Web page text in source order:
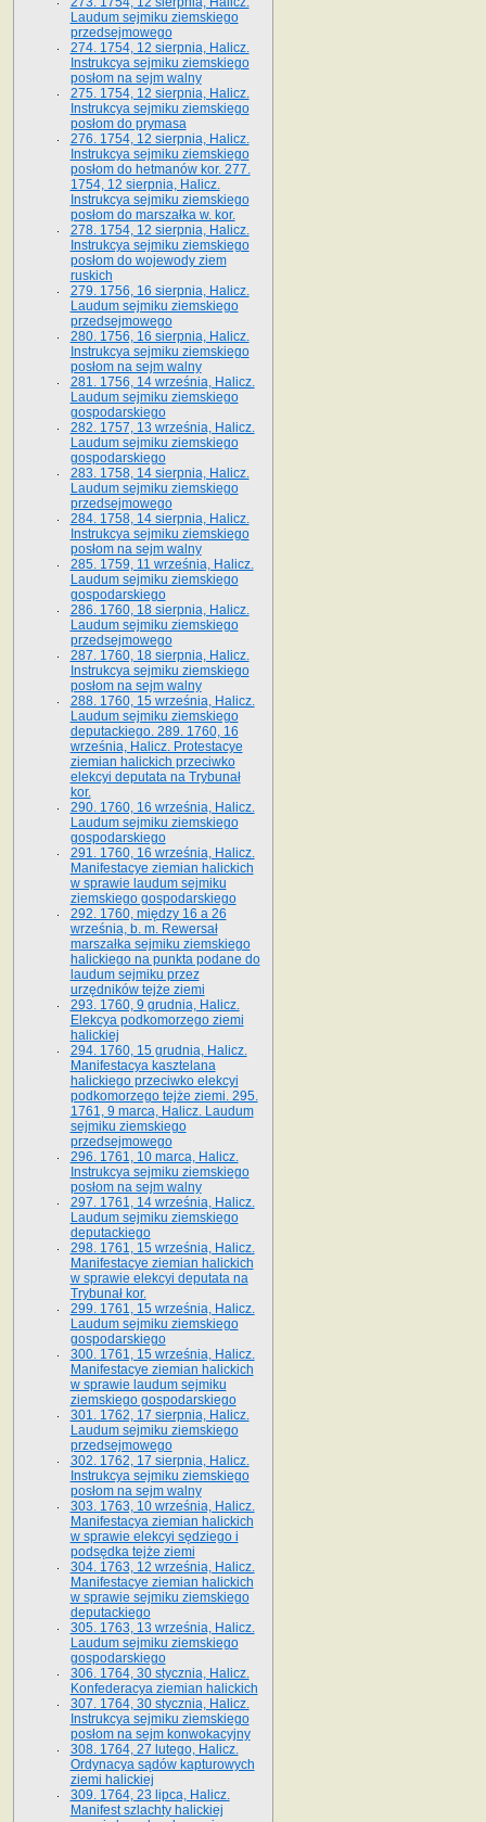
Laudum sejmiku ziemskiego
przedsejmowego
274. 1754, 12 sierpnia, Halicz.
Instrukcya sejmiku ziemskiego
posłom na sejm walny
275. 1754, 12 sierpnia, Halicz.
Instrukcya sejmiku ziemskiego
posłom do prymasa
276. 1754, 12 sierpnia, Halicz.
Instrukcya sejmiku ziemskiego
posłom do hetmanów kor. 277.
1754, 12 sierpnia, Halicz.
Instrukcya sejmiku ziemskiego
posłom do marszałka w. kor.
278. 1754, 12 sierpnia, Halicz.
Instrukcya sejmiku ziemskiego
posłom do wojewody ziem
ruskich
279. 1756, 16 sierpnia, Halicz.
Laudum sejmiku ziemskiego
przedsejmowego
280. 1756, 16 sierpnia, Halicz.
Instrukcya sejmiku ziemskiego
posłom na sejm walny
281. 1756, 14 września, Halicz.
Laudum sejmiku ziemskiego
gospodarskiego
282. 1757, 13 września, Halicz.
Laudum sejmiku ziemskiego
gospodarskiego
283. 1758, 14 sierpnia, Halicz.
Laudum sejmiku ziemskiego
przedsejmowego
284. 1758, 14 sierpnia, Halicz.
Instrukcya sejmiku ziemskiego
posłom na sejm walny
285. 1759, 11 września, Halicz.
Laudum sejmiku ziemskiego
gospodarskiego
286. 1760, 18 sierpnia, Halicz.
Laudum sejmiku ziemskiego
przedsejmowego
287. 1760, 18 sierpnia, Halicz.
Instrukcya sejmiku ziemskiego
posłom na sejm walny
288. 1760, 15 września, Halicz.
Laudum sejmiku ziemskiego
deputackiego. 289. 1760, 16
września, Halicz. Protestacye
ziemian halickich przeciwko
elekcyi deputata na Trybunał
kor.
290. 1760, 16 września, Halicz.
Laudum sejmiku ziemskiego
gospodarskiego
291. 1760, 16 września, Halicz.
Manifestacye ziemian halickich
w sprawie laudum sejmiku
ziemskiego gospodarskiego
292. 1760, między 16 a 26
września, b. m. Rewersał
marszałka sejmiku ziemskiego
halickiego na punkta podane do
laudum sejmiku przez
urzędników tejże ziemi
293. 1760, 9 grudnia, Halicz.
Elekcya podkomorzego ziemi
halickiej
294. 1760, 15 grudnia, Halicz.
Manifestacya kasztelana
halickiego przeciwko elekcyi
podkomorzego tejże ziemi. 295.
1761, 9 marca, Halicz. Laudum
sejmiku ziemskiego
przedsejmowego
296. 1761, 10 marca, Halicz.
Instrukcya sejmiku ziemskiego
posłom na sejm walny
297. 1761, 14 września, Halicz.
Laudum sejmiku ziemskiego
deputackiego
298. 1761, 15 września, Halicz.
Manifestacye ziemian halickich
w sprawie elekcyi deputata na
Trybunał kor.
299. 1761, 15 września, Halicz.
Laudum sejmiku ziemskiego
gospodarskiego
300. 1761, 15 września, Halicz.
Manifestacye ziemian halickich
w sprawie laudum sejmiku
ziemskiego gospodarskiego
301. 1762, 17 sierpnia, Halicz.
Laudum sejmiku ziemskiego
przedsejmowego
302. 1762, 17 sierpnia, Halicz.
Instrukcya sejmiku ziemskiego
posłom na sejm walny
303. 1763, 10 września, Halicz.
Manifestacya ziemian halickich
w sprawie elekcyi sędziego i
podsędka tejże ziemi
304. 1763, 12 września, Halicz.
Manifestacye ziemian halickich
w sprawie sejmiku ziemskiego
deputackiego
305. 1763, 13 września, Halicz.
Laudum sejmiku ziemskiego
gospodarskiego
306. 1764, 30 stycznia, Halicz.
Konfederacya ziemian halickich
307. 1764, 30 stycznia, Halicz.
Instrukcya sejmiku ziemskiego
posłom na sejm konwokacyjny
308. 1764, 27 lutego, Halicz.
Ordynacya sądów kapturowych
ziemi halickiej
309. 1764, 23 lipca, Halicz.
Manifest szlachty halickiej